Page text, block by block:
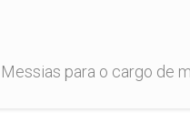
para o cargo de